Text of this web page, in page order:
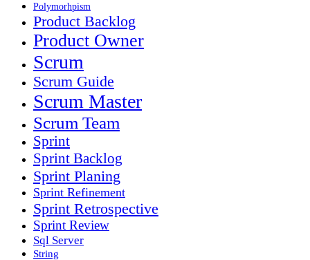
Polymorhpism
Product Backlog
Product Owner
Scrum
Scrum Guide
Scrum Master
Scrum Team
Sprint
Sprint Backlog
Sprint Planing
Sprint Refinement
Sprint Retrospective
Sprint Review
Sql Server
String